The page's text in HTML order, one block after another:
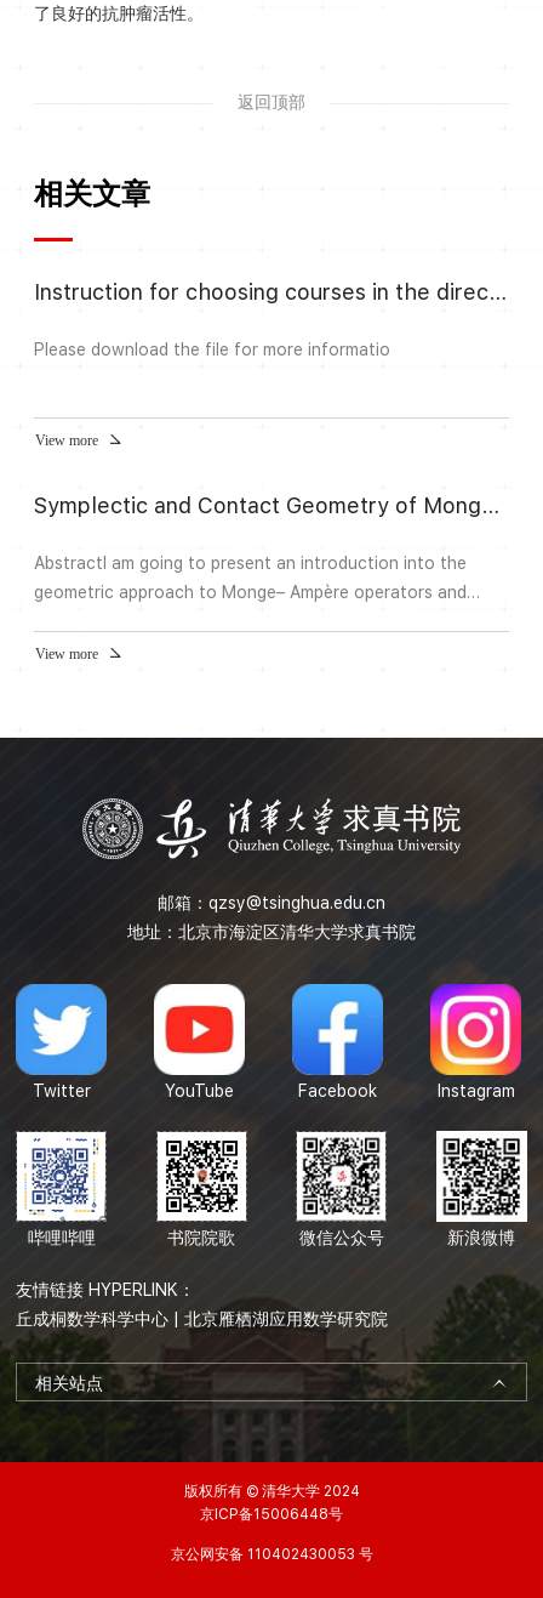
了良好的抗肿瘤活性。
返回顶部
相关文章
Instruction for choosing courses in the direction Algebra and Number
Please download the file for more informatio
View more
Symplectic and Contact Geometry of Monge– Ampère equation: Introduction and application
AbstractI am going to present an introduction into the
geometric approach to Monge– Ampère operators and
cotangent and the 1st jet bundles of a smooth manifold.
shall try to make my talk self-contained. I also plan to
View more
邮箱： qzsy@tsinghua.edu.cn
地址：北京市海淀区清华大学求真书院
Twitter YouTube Facebook Instagram
哔哩哔哩 书院院歌 微信公众号 新浪微博
友情链接 HYPERLINK：
丘成桐数学科学中心 |北京雁栖湖应用数学研究院
相关站点
版权所有 © 清华大学 2024
京ICP备15006448号
京公网安备 110402430053 号